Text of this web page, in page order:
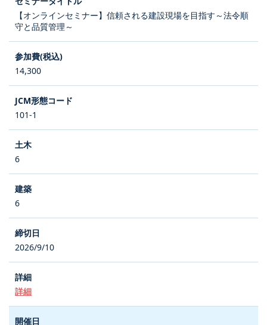
【オンラインセミナー】信頼される建設現場を目指す～法令順
守と品質管理～
14,300
101-1
6
6
2026/9/10
詳細